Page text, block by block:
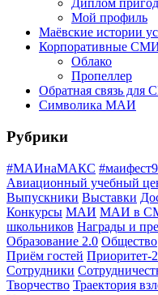
Диплом
Мой профиль
Маёвские истории
Корпоративные
Облако
Пропеллер
Обратная связь для
Символика МАИ
Рубрики
#МАИнаМАКС
Авиационный учебный
Выпускники Выставки
Конкурсы МАИ МАИ в
школьников Награды и
Образование 2.0 Общество
Приём гостей Приоритет-
Сотрудники
Творчество Траектория